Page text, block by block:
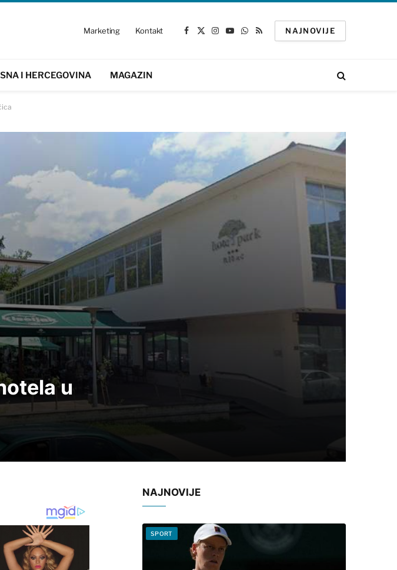
Marketing Kontakt
Facebook
X
Instagram
YouTube
WhatsApp
RSS
NAJNOVIJE
I HERCEGOVINA MAGAZIN
u
NAJNOVIJE
SPORT